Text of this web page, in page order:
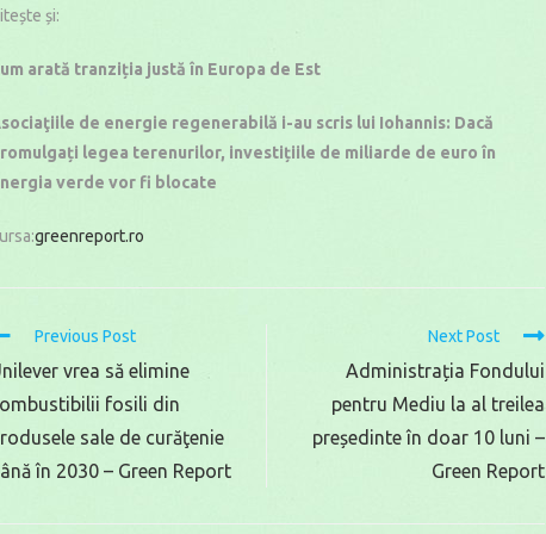
și:
arată tranziția justă în Europa de Est
de energie regenerabilă i-au scris lui Iohannis: Dacă
legea terenurilor, investițiile de miliarde de euro în
verde vor fi blocate
greenreport.ro
Previous Post
vrea să elimine
fosili din
sale de curăţenie
în 2030 – Green Report
Next Post
Administrația Fondului
pentru Mediu la al treilea
președinte în doar 10 luni –
Green Report